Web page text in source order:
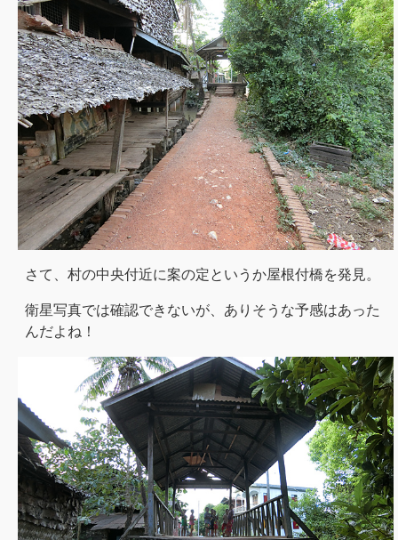
さて、村の中央付近に案の定というか屋根付橋を発見。
衛星写真では確認できないが、ありそうな予感はあった
んだよね！